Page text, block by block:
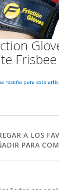
Frisbee
reseña para este
A LOS
PARA